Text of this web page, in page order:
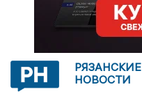
РЯЗАНСКИЕ
НОВОСТИ